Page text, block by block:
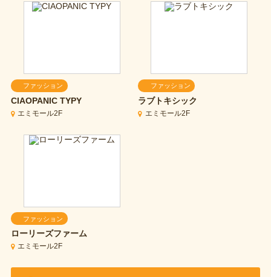
ファッション
CIAOPANIC TYPY
エミモール2F
ファッション
ラブトキシック
エミモール2F
ファッション
ローリーズファーム
エミモール2F